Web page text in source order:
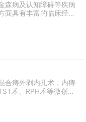
森病及认知障碍等疾病
面具有丰富的临床经
合痔外剥内扎术，内痔
术、RPH术等微创手
陈旧性肛裂手术，直肠
术，耻骨直肠肌
富的临床经验。